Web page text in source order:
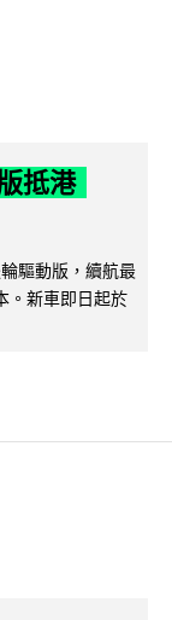
抵港
驅動版，續航最
。新車即日起於